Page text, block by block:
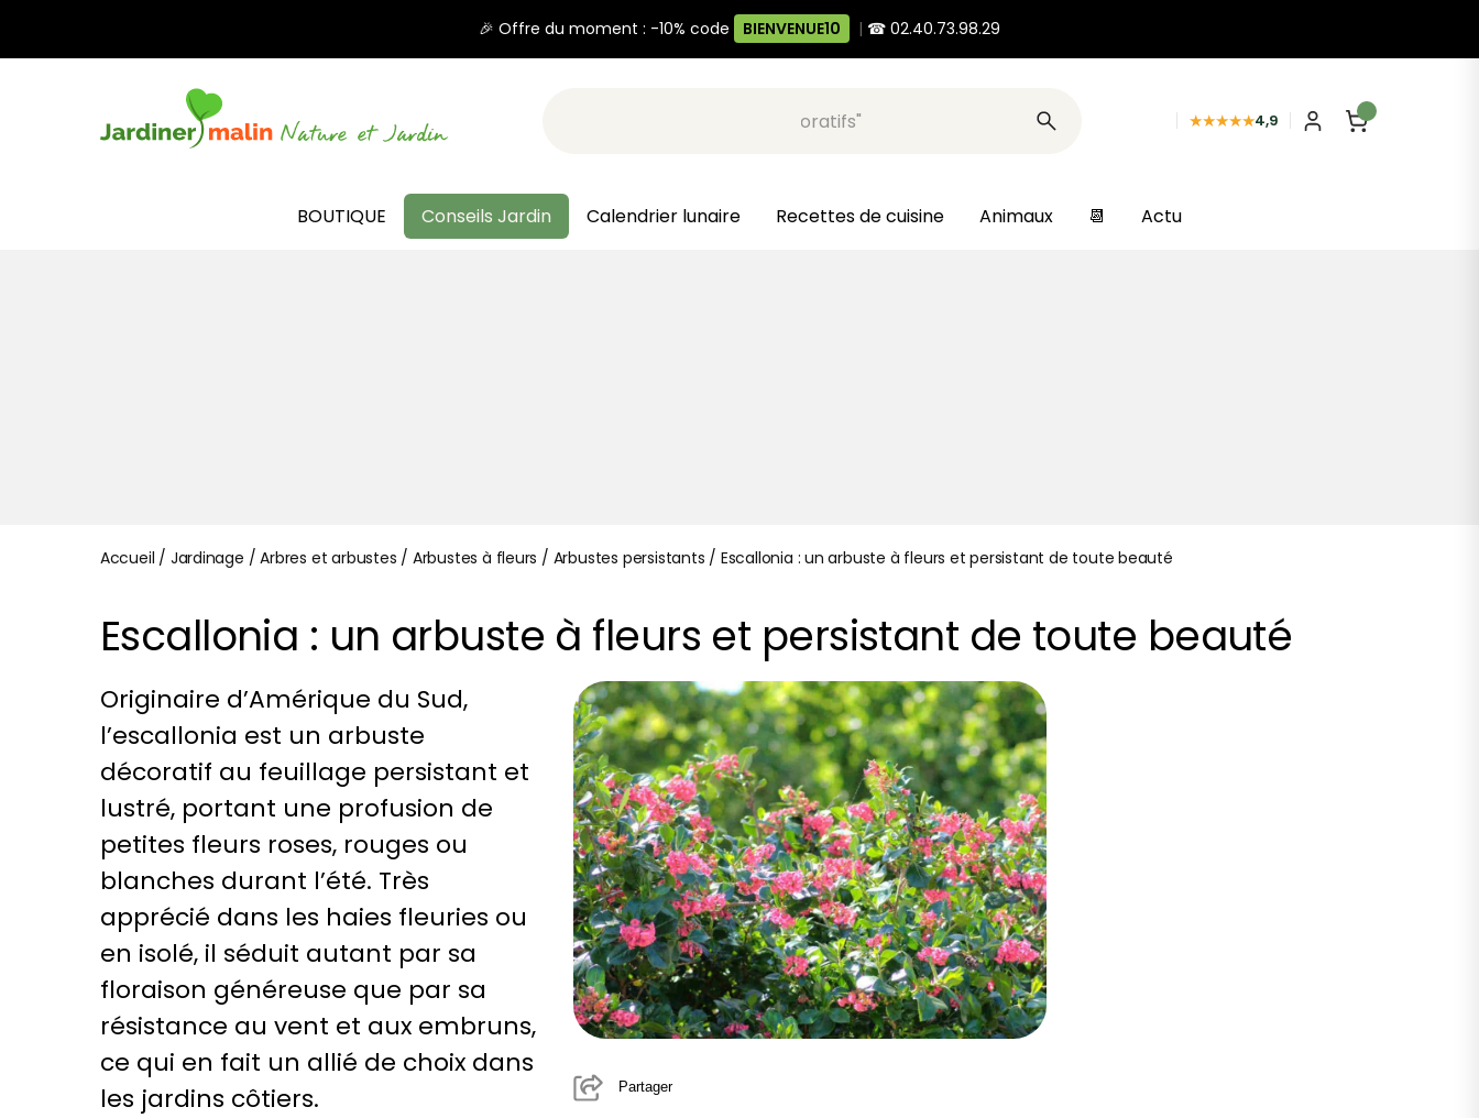
🎉 Offre du moment : -10% code BIENVENUE10 | ☎ 02.40.73.98.29
Recherche, ex: "pots décoratifs" ★★★★★4,9
BOUTIQUE Conseils Jardin Calendrier lunaire Recettes de cuisine Animaux 📆 Actu
Accueil / Jardinage /Arbres et arbustes / Arbustes à fleurs / Arbustes persistants / Escallonia : un arbuste à fleurs et persistant de toute beauté
Escallonia : un arbuste à fleurs et persistant de toute beauté
Partager
Originaire d’Amérique du Sud,
l’escallonia est un arbuste
décoratif au feuillage persistant et
lustré, portant une profusion de
petites fleurs roses, rouges ou
blanches durant l’été. Très
apprécié dans les haies fleuries ou
en isolé, il séduit autant par sa
floraison généreuse que par sa
résistance au vent et aux embruns,
ce qui en fait un allié de choix dans
les jardins côtiers.